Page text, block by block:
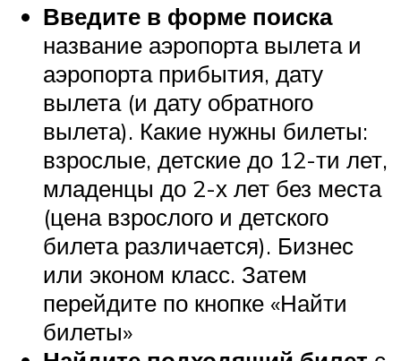
Введите в форме поиска
название аэропорта вылета и
аэропорта прибытия, дату
вылета (и дату обратного
вылета). Какие нужны билеты:
взрослые, детские до 12-ти лет,
младенцы до 2-х лет без места
(цена взрослого и детского
билета различается). Бизнес
или эконом класс. Затем
перейдите по кнопке «Найти
билеты»